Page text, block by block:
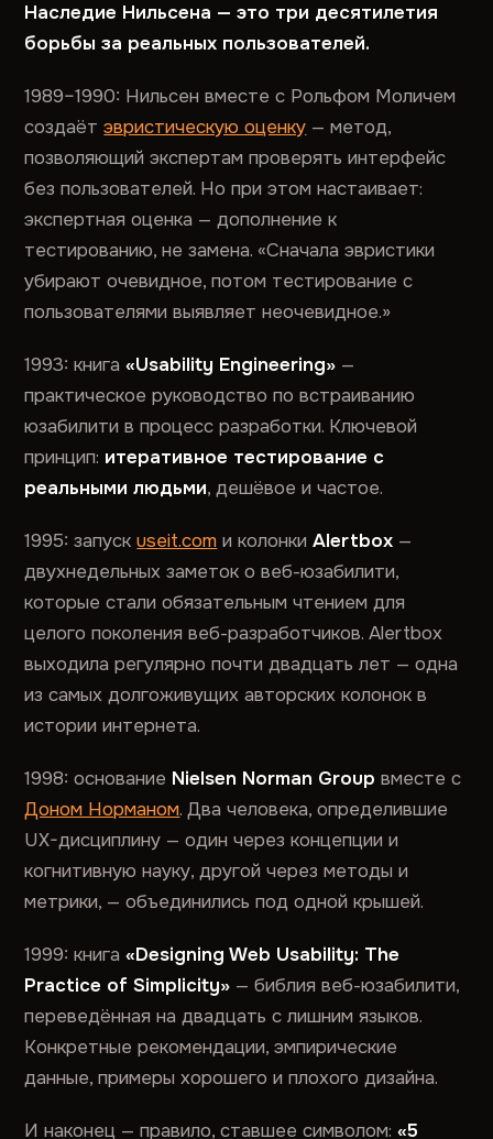
Наследие Нильсена — это три десятилетия
борьбы за реальных пользователей.
1989–1990: Нильсен вместе с Рольфом Моличем
создаётэвристическую оценку — метод,
позволяющий экспертам проверять интерфейс
без пользователей. Но при этом настаивает:
экспертная оценка — дополнение к
тестированию, не замена. «Сначала эвристики
убирают очевидное, потом тестирование с
пользователями выявляет неочевидное.»
1993: книга«Usability Engineering» —
практическое руководство по встраиванию
юзабилити в процесс разработки. Ключевой
принцип: итеративное тестирование с
реальными людьми, дешёвое и частое.
1995: запускuseit.com и колонкиAlertbox —
двухнедельных заметок о веб-юзабилити,
которые стали обязательным чтением для
целого поколения веб-разработчиков. Alertbox
выходила регулярно почти двадцать лет — одна
из самых долгоживущих авторских колонок в
истории интернета.
1998: основание Nielsen Norman Group вместе с
Доном Норманом. Два человека, определившие
UX-дисциплину — один через концепции и
когнитивную науку, другой через методы и
метрики, — объединились под одной крышей.
1999: книга«Designing Web Usability: The
Practice of Simplicity» — библия веб-юзабилити,
переведённая на двадцать с лишним языков.
Конкретные рекомендации, эмпирические
данные, примеры хорошего и плохого дизайна.
И наконец — правило, ставшее символом:«5